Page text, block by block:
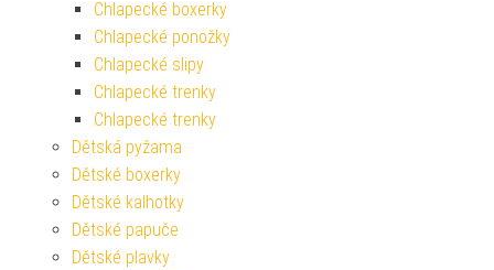
Chlapecké boxerky
Chlapecké ponožky
Chlapecké slipy
Chlapecké trenky
Chlapecké trenky
Dětská pyžama
Dětské boxerky
Dětské kalhotky
Dětské papuče
Dětské plavky